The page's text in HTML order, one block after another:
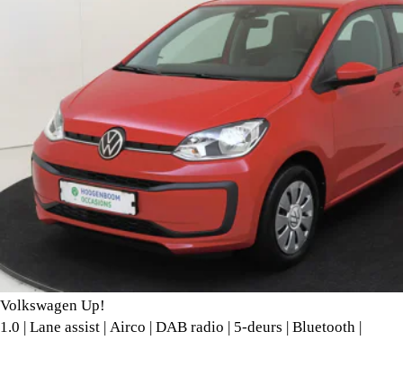
Volkswagen Up!
1.0 | Lane assist | Airco | DAB radio | 5-deurs | Bluetooth |